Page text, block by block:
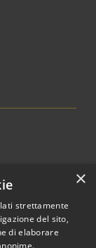
×
strettamente
del sito,
di elaborare